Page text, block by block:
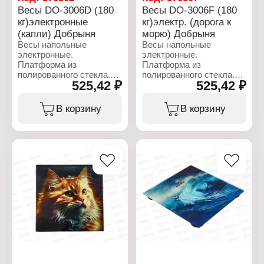
Весы DO-3006D (180
кг)электронные
(капли) Добрыня
Весы напольные
электронные.
Платформа из
полированного стекла.
жидкокристаллический
дисплей. Включение
одним прикосновением.
обнуление и отключение.
Элемент питания 2хААА.
Максимальная нагрузка:
180 кг. Цена деления: 100
Характеристики:
Бренд: Добрыня
525,42 ₽
В корзину
Весы DO-3006F (180
кг)электр. (дорога к
морю) Добрыня
Весы напольные
электронные.
Платформа из
полированного стекла.
жидкокристаллический
дисплей. Включение
одним прикосновением.
обнуление и отключение.
Элемент питания 2хААА.
Максимальная нагрузка:
180 кг. Цена деления: 100
Характеристики:
525,42 ₽
В корзину